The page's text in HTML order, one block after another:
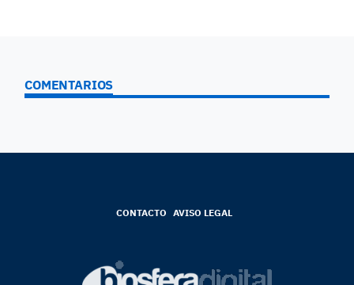
COMENTARIOS
CONTACTO AVISO LEGAL